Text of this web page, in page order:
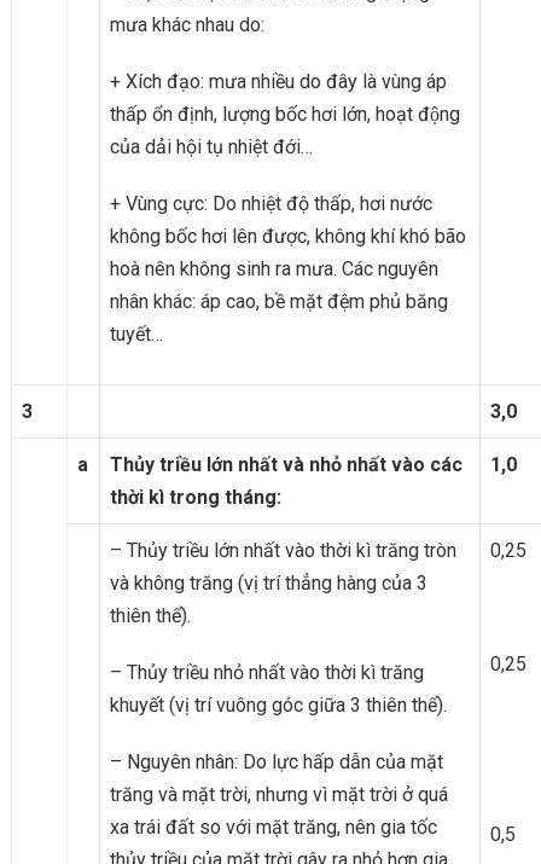
mưa khác nhau do:
+ Xích đạo: mưa nhiều do đây là vùng áp
thấp ổn định, lượng bốc hơi lớn, hoạt động
của dải hội tụ nhiệt đới…
+ Vùng cực: Do nhiệt độ thấp, hơi nước
không bốc hơi lên được, không khí khó bão
hoà nên không sinh ra mưa. Các nguyên
nhân khác: áp cao, bề mặt đệm phủ băng
tuyết…
3 3,0
a
Thủy triều lớn nhất và nhỏ nhất vào các
thời kì trong tháng:
1,0
– Thủy triều lớn nhất vào thời kì trăng tròn
và không trăng (vị trí thẳng hàng của 3
thiên thể).
– Thủy triều nhỏ nhất vào thời kì trăng
khuyết (vị trí vuông góc giữa 3 thiên thể).
– Nguyên nhân: Do lực hấp dẫn của mặt
trăng và mặt trời, nhưng vì mặt trời ở quá
xa trái đất so với mặt trăng, nên gia tốc
0,25
0,25
0,5